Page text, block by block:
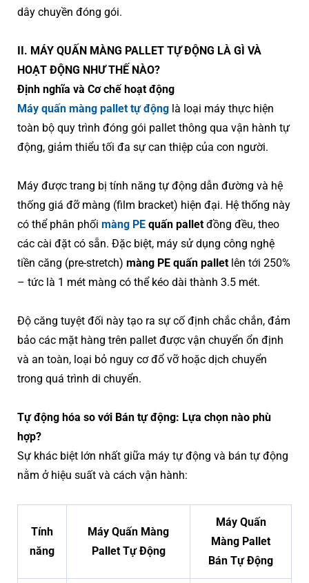
dây chuyền đóng gói.
II. MÁY QUẤN MÀNG PALLET TỰ ĐỘNG LÀ GÌ VÀ
HOẠT ĐỘNG NHƯ THẾ NÀO?
Định nghĩa và Cơ chế hoạt động
Máy quấn màng pallet tự động là loại máy thực hiện
toàn bộ quy trình đóng gói pallet thông qua vận hành tự
động, giảm thiểu tối đa sự can thiệp của con người.
Máy được trang bị tính năng tự động dẫn đường và hệ
thống giá đỡ màng (film bracket) hiện đại. Hệ thống này
có thể phân phối màng PE quấn pallet đồng đều, theo
các cài đặt có sẵn. Đặc biệt, máy sử dụng công nghệ
tiền căng (pre-stretch) màng PE quấn pallet lên tới 250%
– tức là 1 mét màng có thể kéo dài thành 3.5 mét.
Độ căng tuyệt đối này tạo ra sự cố định chắc chắn, đảm
bảo các mặt hàng trên pallet được vận chuyển ổn định
và an toàn, loại bỏ nguy cơ đổ vỡ hoặc dịch chuyển
trong quá trình di chuyển.
Tự động hóa so với Bán tự động: Lựa chọn nào phù
hợp?
Sự khác biệt lớn nhất giữa máy tự động và bán tự động
nằm ở hiệu suất và cách vận hành:
Tính
năng
Máy Quấn Màng
Pallet Tự Động
Máy Quấn
Màng Pallet
Bán Tự Động